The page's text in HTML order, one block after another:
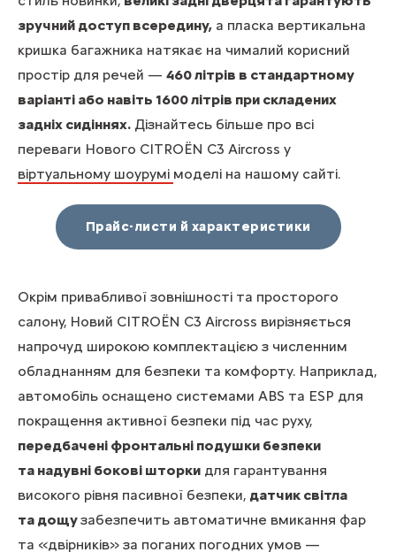
зручний доступ всередину, а пласка вертикальна
кришка багажника натякає на чималий корисний
простір для речей — 460 літрів в стандартному
варіанті або навіть 1600 літрів при складених
задніх сидіннях. Дізнайтесь більше про всі
переваги Нового CITROЁN C3 Aircross у
віртуальному шоурумі моделі на нашому сайті.
Прайс-листи й характеристики
Окрім привабливої зовнішності та просторого
салону, Новий CITROЁN C3 Aircross вирізняється
напрочуд широкою комплектацією з численним
обладнанням для безпеки та комфорту. Наприклад,
автомобіль оснащено системами ABS та ESP для
покращення активної безпеки під час руху,
передбачені фронтальні подушки безпеки
та надувні бокові шторки для гарантування
високого рівня пасивної безпеки, датчик світла
та дощузабезпечить автоматичне вмикання фар
та «двірників» за поганих погодних умов —